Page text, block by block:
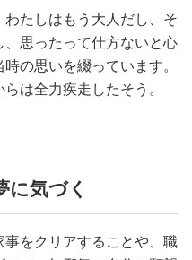
たしはもう大人だし、そ
思ったって仕方ないと心
の思いを綴っています。
は全力疾走したそう。
に気づく
をクリアすることや、職